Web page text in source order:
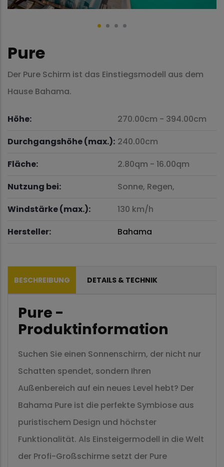
Pure
Der Pure Schirm ist das Einstiegsmodell aus dem
Hause Bahama.
Höhe: 270.00cm - 394.00cm
Durchgangshöhe (max.): 240.00cm
Fläche:
2.80qm - 16.00qm
Nutzung bei:
Sonne, Regen,
Windstärke (max.):
130 km/h
Hersteller:
Bahama
BESCHREIBUNG DETAILS & TECHNIK
Pure -
Produktinformation
Suchen Sie einen Sonnenschirm, der nicht nur
Schatten spendet, sondern Ihren
Außenbereich auf ein neues Level hebt? Der
Bahama Pure ist die perfekte Symbiose aus
puristischem Design und höchster
Funktionalität. Als Einsteigermodell in die Welt
der Profi-Großschirme setzt der Pure